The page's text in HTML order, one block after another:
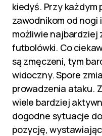
kiedyś. Przy
zawodnikom od nogi
możliwie najbardziej
futbolówki. Co
są zmęczeni, tym
widoczny. Spore
prowadzenia ataku.
wiele bardziej
dogodne sytuacje
pozycję,